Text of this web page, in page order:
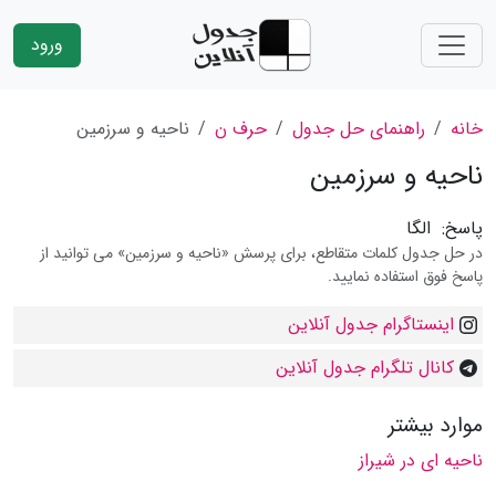
ورود
خانه راهنمای حل جدول حرف ن ناحیه و سرزمین
ناحیه و سرزمین
پاسخ: الگا
در حل جدول کلمات متقاطع، برای پرسش «ناحیه و سرزمین» می توانید از
پاسخ فوق استفاده نمایید.
اینستاگرام جدول آنلاین
کانال تلگرام جدول آنلاین
موارد بیشتر
ناحیه ای در شیراز